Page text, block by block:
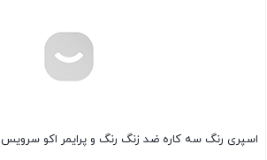
اسپری رنگ سه‌ کاره ضد زنگ رنگ و پرایمر اکو سرویس